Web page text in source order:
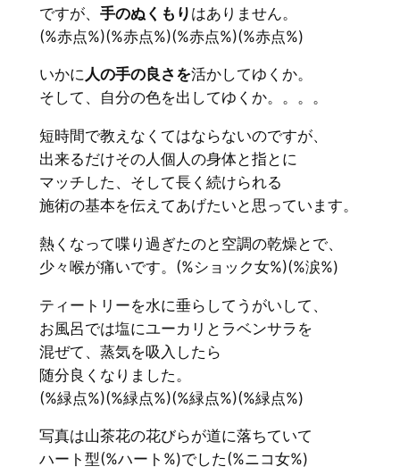
ですが、 手のぬくもり はありません。
(%赤点%)(%赤点%)(%赤点%)(%赤点%)
いかに人の手の良さを活かしてゆくか。
そして、自分の色を出してゆくか。。。。
短時間で教えなくてはならないのですが、
出来るだけその人個人の身体と指とに
マッチした、そして長く続けられる
施術の基本を伝えてあげたいと思っています。
熱くなって喋り過ぎたのと空調の乾燥とで、
少々喉が痛いです。(%ショック女%)(%涙%)
ティートリーを水に垂らしてうがいして、
お風呂では塩にユーカリとラベンサラを
混ぜて、蒸気を吸入したら
随分良くなりました。
(%緑点%)(%緑点%)(%緑点%)(%緑点%)
写真は山茶花の花びらが道に落ちていて
ハート型(%ハート%)でした(%ニコ女%)